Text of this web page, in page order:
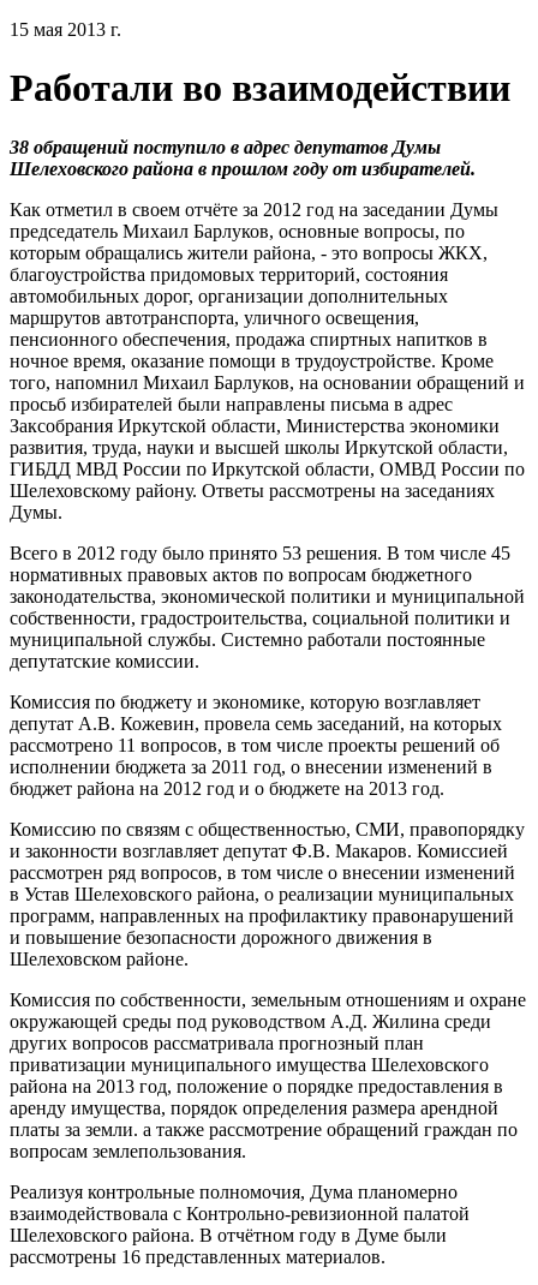
15 мая 2013 г.
Работали во взаимодействии
38 обращений поступило в адрес депутатов Думы
Шелеховского района в прошлом году от избирателей.
Как отметил в своем отчёте за 2012 год на заседании Думы
председатель Михаил Барлуков, основные вопросы, по
которым обращались жители района, - это вопросы ЖКХ,
благоустройства придомовых территорий, состояния
автомобильных дорог, организации дополнительных
маршрутов автотранспорта, уличного освещения,
пенсионного обеспечения, продажа спиртных напитков в
ночное время, оказание помощи в трудоустройстве. Кроме
того, напомнил Михаил Барлуков, на основании обращений и
просьб избирателей были направлены письма в адрес
Заксобрания Иркутской области, Министерства экономики
развития, труда, науки и высшей школы Иркутской области,
ГИБДД МВД России по Иркутской области, ОМВД России по
Шелеховскому району. Ответы рассмотрены на заседаниях
Думы.
Всего в 2012 году было принято 53 решения. В том числе 45
нормативных правовых актов по вопросам бюджетного
законодательства, экономической политики и муниципальной
собственности, градостроительства, социальной политики и
муниципальной службы. Системно работали постоянные
депутатские комиссии.
Комиссия по бюджету и экономике, которую возглавляет
депутат А.В. Кожевин, провела семь заседаний, на которых
рассмотрено 11 вопросов, в том числе проекты решений об
исполнении бюджета за 2011 год, о внесении изменений в
бюджет района на 2012 год и о бюджете на 2013 год.
Комиссию по связям с общественностью, СМИ, правопорядку
и законности возглавляет депутат Ф.В. Макаров. Комиссией
рассмотрен ряд вопросов, в том числе о внесении изменений
в Устав Шелеховского района, о реализации муниципальных
программ, направленных на профилактику правонарушений
и повышение безопасности дорожного движения в
Шелеховском районе.
Комиссия по собственности, земельным отношениям и охране
окружающей среды под руководством А.Д. Жилина среди
других вопросов рассматривала прогнозный план
приватизации муниципального имущества Шелеховского
района на 2013 год, положение о порядке предоставления в
аренду имущества, порядок определения размера арендной
платы за земли. а также рассмотрение обращений граждан по
вопросам землепользования.
Реализуя контрольные полномочия, Дума планомерно
взаимодействовала с Контрольно-ревизионной палатой
Шелеховского района. В отчётном году в Думе были
рассмотрены 16 представленных материалов.